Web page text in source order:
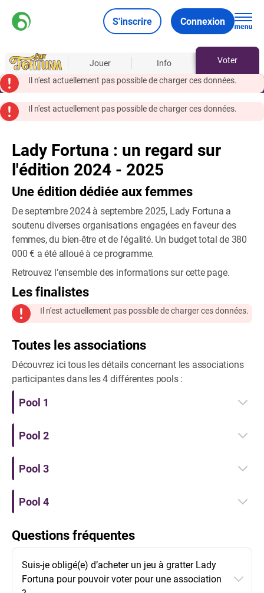
S'inscrire Connexion
À propos Jouer Info
Voter
Il n'est actuellement pas possible de charger ces données.
Il n'est actuellement pas possible de charger ces données.
Lady Fortuna : un regard sur
l'édition 2024 - 2025
Une édition dédiée aux femmes
De septembre 2024 à septembre 2025, Lady Fortuna a
soutenu diverses organisations engagées en faveur des
femmes, du bien-être et de l'égalité. Un budget total de 380
000 € a été alloué à ce programme.
Retrouvez l’ensemble des informations sur cette page.
Les finalistes
Il n'est actuellement pas possible de charger ces données.
Toutes les associations
Découvrez ici tous les détails concernant les associations
participantes dans les 4 différentes pools :
Pool 1
Pool 2
Pool 3
Pool 4
Questions fréquentes
Suis-je obligé(e) d’acheter un jeu à gratter Lady
Fortuna pour pouvoir voter pour une association